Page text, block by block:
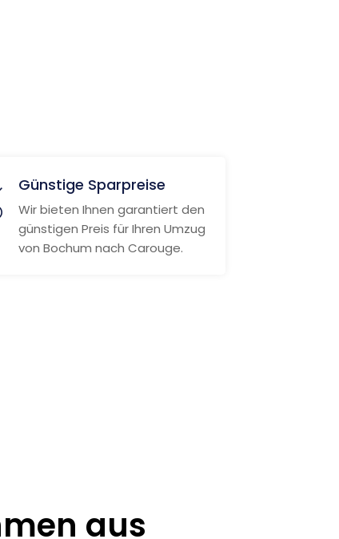
Günstige Sparpreise
Wir bieten Ihnen garantiert den
günstigen Preis für Ihren Umzug
von Bochum nach Carouge.
aus